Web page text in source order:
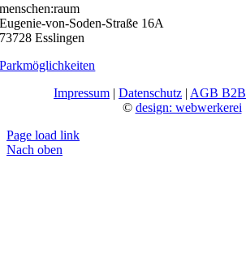
menschen:raum
Eugenie-von-Soden-Straße 16A
73728 Esslingen
Parkmöglichkeiten
Impressum | Datenschutz | AGB B2B
© design: webwerkerei
Page load link
Nach oben